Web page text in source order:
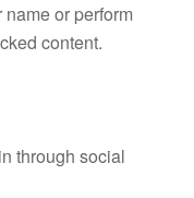
or perform
content.
through social